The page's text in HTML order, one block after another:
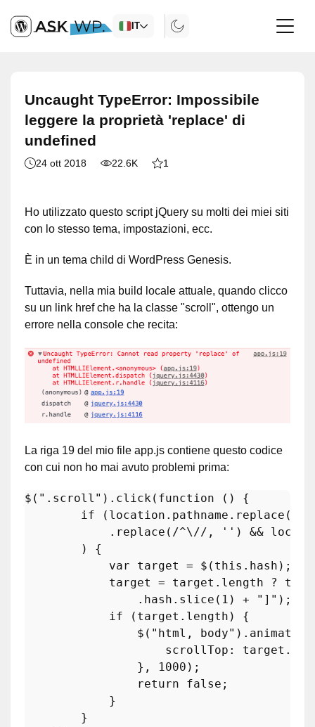
IT
Uncaught TypeError: Impossibile
leggere la proprietà 'replace' di
undefined
24 ott 2018 22.6K 1
Ho utilizzato questo script jQuery su molti dei miei siti
con lo stesso tema, impostazioni, ecc.
È in un tema child di WordPress Genesis.
Tuttavia, nella mia build locale attuale, quando clicco
su un link href che ha la classe "scroll", ottengo un
errore nella console che recita:
La riga 19 del mio file app.js contiene questo codice
con cui non ho mai avuto problemi prima:
$( ".scroll" ). click( function ( ) {
if (location. pathname . replace (
            .
replace ( /^\// , '' ) &&
        ) {
var target = $( this . hash );
            target = target.
length ?
                .
hash . slice ( 1 ) + "]" );
if (target. length ) {
                $(
"html, body" ). animate
scrollTop : target.
                },
1000 );
return
false ;
            }
        }